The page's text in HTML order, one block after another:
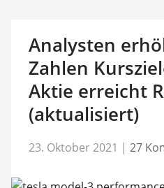
Analysten
Zahlen
Aktie erreicht
(aktualisiert)
23. Oktober 2021 | 27